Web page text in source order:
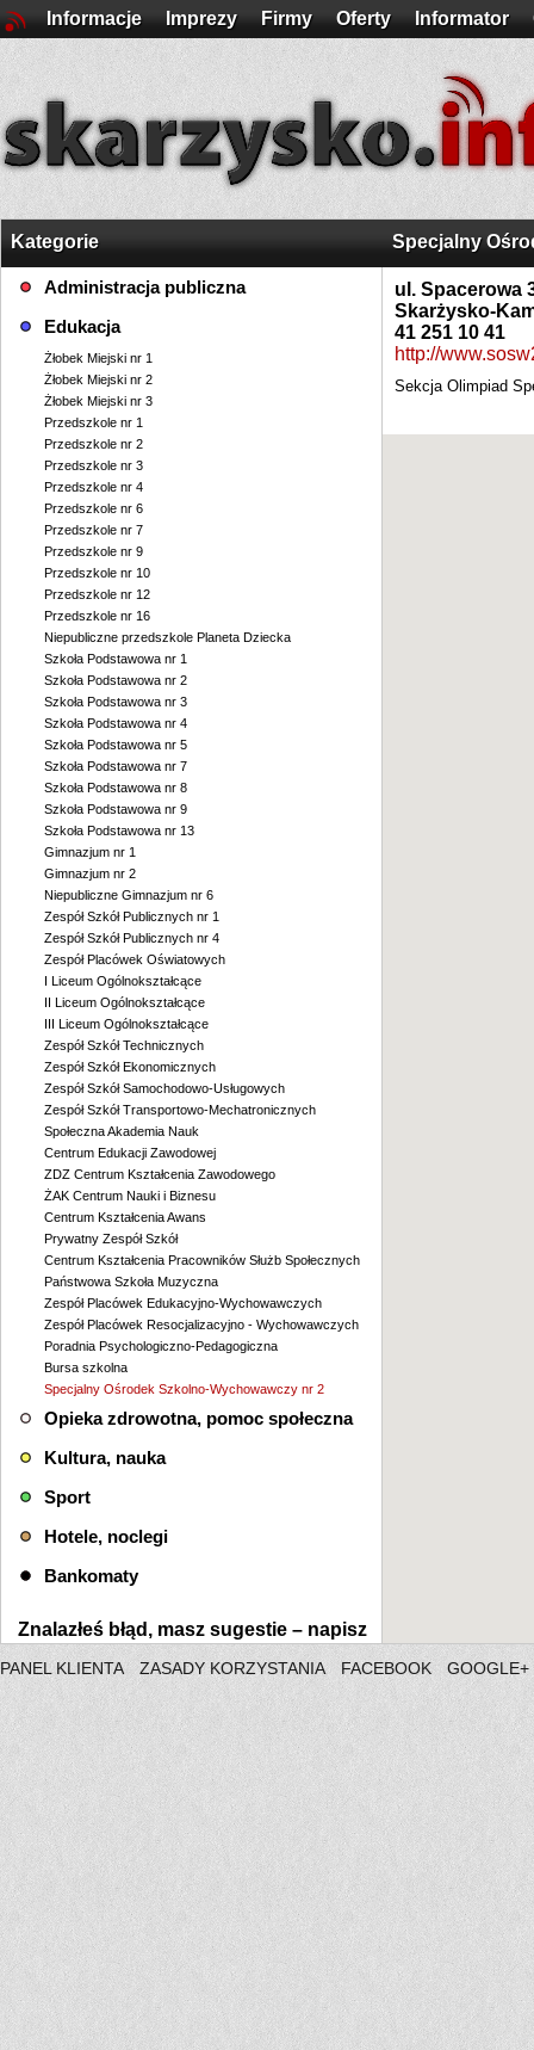
Informacje Imprezy Firmy Oferty Informator
Kategorie
Administracja publiczna
Edukacja
Żłobek Miejski nr 1
Żłobek Miejski nr 2
Żłobek Miejski nr 3
Przedszkole nr 1
Przedszkole nr 2
Przedszkole nr 3
Przedszkole nr 4
Przedszkole nr 6
Przedszkole nr 7
Przedszkole nr 9
Przedszkole nr 10
Przedszkole nr 12
Przedszkole nr 16
Niepubliczne przedszkole Planeta Dziecka
Szkoła Podstawowa nr 1
Szkoła Podstawowa nr 2
Szkoła Podstawowa nr 3
Szkoła Podstawowa nr 4
Szkoła Podstawowa nr 5
Szkoła Podstawowa nr 7
Szkoła Podstawowa nr 8
Szkoła Podstawowa nr 9
Szkoła Podstawowa nr 13
Gimnazjum nr 1
Gimnazjum nr 2
Niepubliczne Gimnazjum nr 6
Zespół Szkół Publicznych nr 1
Zespół Szkół Publicznych nr 4
Zespół Placówek Oświatowych
I Liceum Ogólnokształcące
II Liceum Ogólnokształcące
III Liceum Ogólnokształcące
Zespół Szkół Technicznych
Zespół Szkół Ekonomicznych
Zespół Szkół Samochodowo-Usługowych
Zespół Szkół Transportowo-Mechatronicznych
Społeczna Akademia Nauk
Centrum Edukacji Zawodowej
ZDZ Centrum Kształcenia Zawodowego
ŻAK Centrum Nauki i Biznesu
Centrum Kształcenia Awans
Prywatny Zespół Szkół
Centrum Kształcenia Pracowników Służb Społecznych
Państwowa Szkoła Muzyczna
Zespół Placówek Edukacyjno-Wychowawczych
Zespół Placówek Resocjalizacyjno - Wychowawczych
Poradnia Psychologiczno-Pedagogiczna
Bursa szkolna
Specjalny Ośrodek Szkolno-Wychowawczy nr 2
Opieka zdrowotna, pomoc społeczna
Kultura, nauka
Sport
Hotele, noclegi
Bankomaty
Znalazłeś błąd, masz sugestie – napisz
Specjalny
ul. Spacerowa
Skarżysko-
41 251 10 41
http://
Sekcja Olimpiad
PANEL KLIENTA ZASADY KORZYSTANIA FACEBOOK GOOGLE+